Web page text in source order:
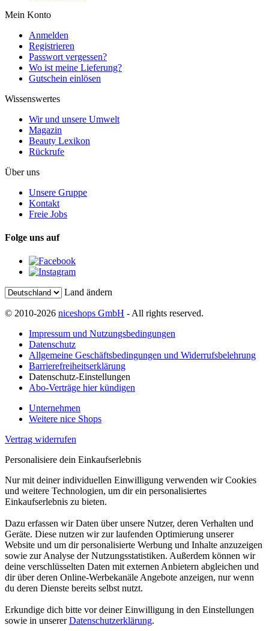
Mein Konto
Anmelden
Registrieren
Passwort vergessen?
Wo ist meine Lieferung?
Gutschein einlösen
Wissenswertes
Wir und unsere Umwelt
Magazin
Beauty Lexikon
Rückrufe
Über uns
Unsere Gruppe
Kontakt
Freie Jobs
Folge uns auf
Land ändern
© 2010-2026 niceshops GmbH - All rights reserved.
Impressum und Nutzungsbedingungen
Datenschutz
Allgemeine Geschäftsbedingungen und Widerrufsbelehrung
Barrierefreiheitserklärung
Datenschutz-Einstellungen
Abo-Verträge hier kündigen
Unternehmen
Weitere nice Shops
Vertrag widerrufen
Personalisiere dein Einkaufserlebnis
Nur mit deiner individuellen Einwilligung verwenden wir Cookies
und weitere Technologien, um dir ein personalisiertes
Einkaufserlebnis zu bieten.
Dazu erfassen wir Daten über unsere Nutzer, deren Verhalten und
Geräte. Diese nutzen wir zur laufenden Optimierung unserer
Website und um dir personalisierte Werbung und Inhalte anzuzeigen
sowie zur Analyse der Nutzungsstatistiken. Außerdem können wir
deine verschlüsselten Daten mit externen Anbietern abgleichen und
dir über deren Online-Werbekanäle Angebote anzeigen, nur wenn
du deren Dienste bereits selbst nutzt.
Erkundige dich bitte vor deiner Einwilligung in den Einstellungen
sowie in unsererDatenschutzerklärung.